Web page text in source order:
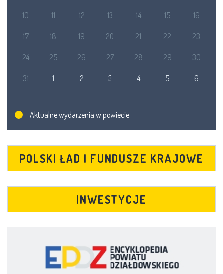
10 11 12 13 14 15 16
17 18 19 20 21 22 23
24 25 26 27 28 29 30
31 1 2 3 4 5 6
Aktualne wydarzenia w powiecie
POLSKI ŁAD I FUNDUSZE KRAJOWE
INWESTYCJE